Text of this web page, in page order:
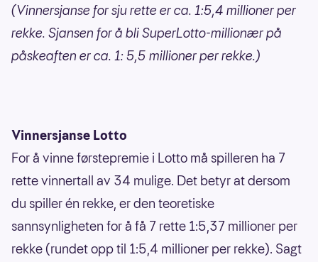
(Vinnersjanse for sju rette er ca. 1:5,4 millioner per
rekke. Sjansen for å bli SuperLotto-millionær på
påskeaften er ca. 1: 5,5 millioner per rekke.)
Vinnersjanse Lotto
For å vinne førstepremie i Lotto må spilleren ha 7
rette vinnertall av 34 mulige. Det betyr at dersom
du spiller én rekke, er den teoretiske
sannsynligheten for å få 7 rette 1:5,37 millioner per
rekke (rundet opp til 1:5,4 millioner per rekke). Sagt